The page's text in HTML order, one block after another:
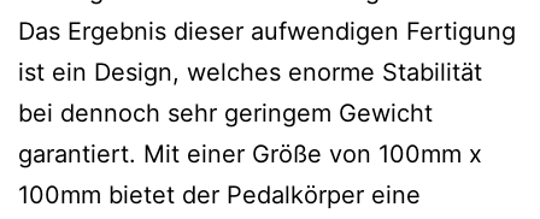
Das Ergebnis dieser aufwendigen Fertigung
ist ein Design, welches enorme Stabilität
bei dennoch sehr geringem Gewicht
garantiert. Mit einer Größe von 100mm x
100mm bietet der Pedalkörper eine